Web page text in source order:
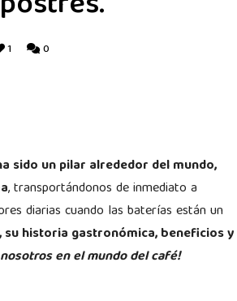
1 0
sido un pilar alrededor del mundo,
, transportándonos de inmediato a
diarias cuando las baterías están un
historia gastronómica, beneficios y
en el mundo del café!